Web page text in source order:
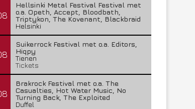
Hellsinki Metal Festival Festival met
o.a. Opeth, Accept, Bloodbath,
Triptykon, The Kovenant, Blackbraid
Helsinki
Suikerrock Festival met o.a. Editors,
Hiqpy
Tienen
Tickets
Brakrock Festival met o.a. The
Casualties, Hot Water Music, No
Turning Back, The Exploited
Duffel